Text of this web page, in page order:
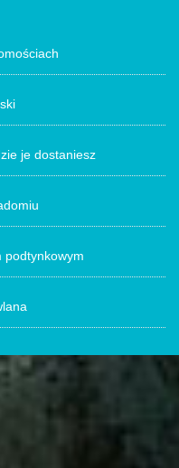
je dostaniesz
podtynkowym